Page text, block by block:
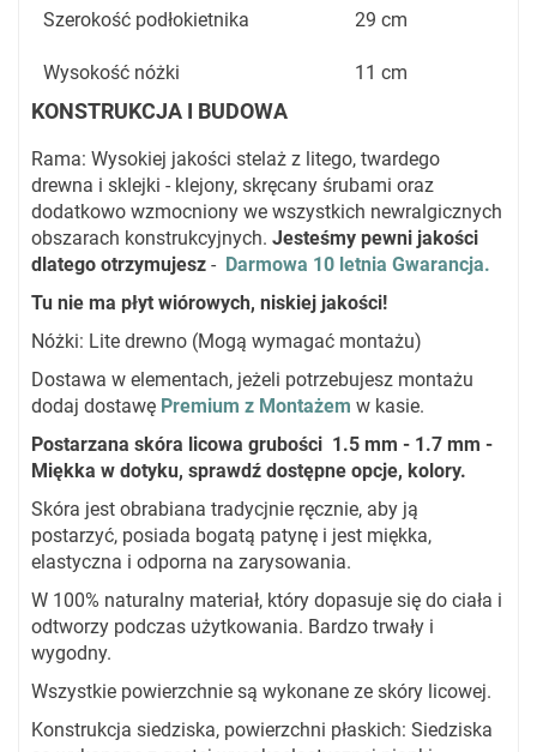
Szerokość podłokietnika 29 cm
Wysokość nóżki 11 cm
KONSTRUKCJA I BUDOWA
Rama: Wysokiej jakości stelaż z litego, twardego
drewna i sklejki - klejony, skręcany śrubami oraz
dodatkowo wzmocniony we wszystkich newralgicznych
obszarach konstrukcyjnych. Jesteśmy pewni jakości
dlatego otrzymujesz - Darmowa 10 letnia Gwarancja.
Tu nie ma płyt wiórowych, niskiej jakości!
Nóżki: Lite drewno (Mogą wymagać montażu)
Dostawa w elementach, jeżeli potrzebujesz montażu
dodaj dostawę Premium z Montażem w kasie.
Postarzana skóra licowa grubości 1.5 mm - 1.7 mm -
Miękka w dotyku, sprawdź dostępne opcje, kolory.
Skóra jest obrabiana tradycjnie ręcznie, aby ją
postarzyć, posiada bogatą patynę i jest miękka,
elastyczna i odporna na zarysowania.
W 100% naturalny materiał, który dopasuje się do ciała i
odtworzy podczas użytkowania. Bardzo trwały i
wygodny.
Wszystkie powierzchnie są wykonane ze skóry licowej.
Konstrukcja siedziska, powierzchni płaskich: Siedziska